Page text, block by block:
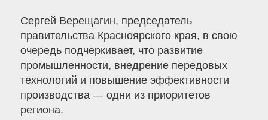
Сергей Верещагин, председатель
правительства Красноярского края, в свою
очередь подчеркивает, что развитие
промышленности, внедрение передовых
технологий и повышение эффективности
производства — одни из приоритетов
региона.